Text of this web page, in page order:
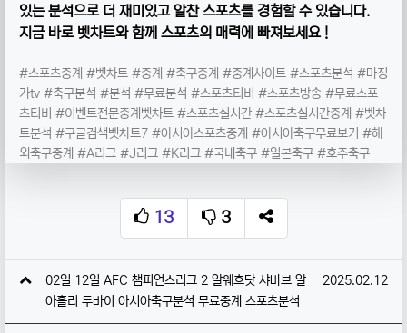
있는 분석으로 더 재미있고 알찬 스포츠를 경험할 수 있습니다.
지금 바로 벳차트와 함께 스포츠의 매력에 빠져보세요 !
​#스포츠중계 #벳차트 #중계 #축구중계 #중계사이트 #스포츠분석 #마징
가tv #축구분석 #분석 #무료분석 #스포츠티비 #스포츠방송 #무료스포
츠티비 #이벤트전문중계벳차트 #스포츠실시간 #스포츠실시간중계 #벳차
트분석 #구글검색벳차트7 #아시아스포츠중계 #아시아축구무료보기 #해
외축구중계 #A리그 #J리그 #K리그 #국내축구 #일본축구 #호주축구
13
추천
3
비추천SNS 공유
02일 12일 AFC 챔피언스리그 2 알웨흐닷 샤바브 알
아흘리 두바이 아시아축구분석 무료중계 스포츠분석
작성일
2025.02.12